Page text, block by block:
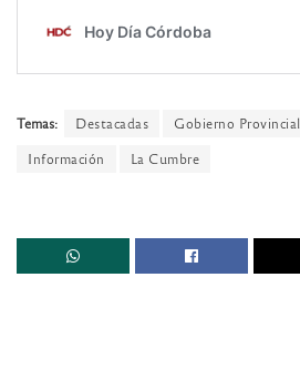
Temas: Destacadas Gobierno Provincial
Información
La Cumbre